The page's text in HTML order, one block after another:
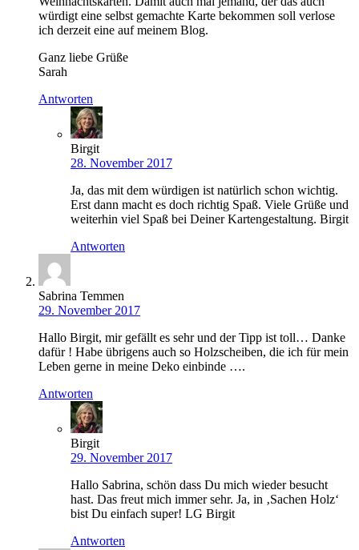
würdigt eine selbst gemachte Karte bekommen soll verlose
ich derzeit eine auf meinem Blog.
Ganz liebe Grüße
Sarah
Antworten
Birgit
28. November 2017
Ja, das mit dem würdigen ist natürlich schon wichtig.
Erst dann macht es doch richtig Spaß. Viele Grüße und
weiterhin viel Spaß bei Deiner Kartengestaltung. Birgit
Antworten
Sabrina Temmen
29. November 2017
Hallo Birgit, mir gefällt es sehr und der Tipp ist toll… Danke
dafür ! Habe übrigens auch so Holzscheiben, die ich für mein
Leben gerne in meine Deko einbinde ….
Antworten
Birgit
29. November 2017
Hallo Sabrina, schön dass Du mich wieder besucht
hast. Das freut mich immer sehr. Ja, in ‚Sachen Holz‘
bist Du einfach super! LG Birgit
Antworten